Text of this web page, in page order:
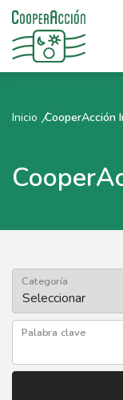
Inicio CooperAcción
Categoría
Palabra clave